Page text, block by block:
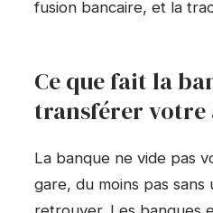
fusion bancaire, et la
Ce que fait la
transférer votre
La banque ne vide pas
gare, du moins pas